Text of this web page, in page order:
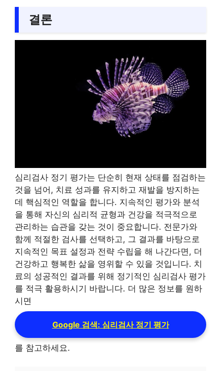
결론
심리검사 정기 평가는 단순히 현재 상태를 점검하는
것을 넘어, 치료 성과를 유지하고 재발을 방지하는
데 핵심적인 역할을 합니다. 지속적인 평가와 분석
을 통해 자신의 심리적 균형과 건강을 적극적으로
관리하는 습관을 갖는 것이 중요합니다. 전문가와
함께 적절한 검사를 선택하고, 그 결과를 바탕으로
지속적인 목표 설정과 전략 수립을 해 나간다면, 더
건강하고 행복한 삶을 영위할 수 있을 것입니다. 치
료의 성공적인 결과를 위해 정기적인 심리검사 평가
를 적극 활용하시기 바랍니다. 더 많은 정보를 원하
시면
Google 검색: 심리검사 정기 평가
를 참고하세요.